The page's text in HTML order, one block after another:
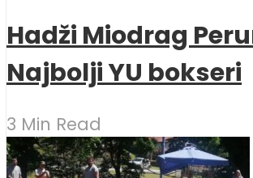
Hadži Miodrag
Najbolji YU bokseri
3 Min Read